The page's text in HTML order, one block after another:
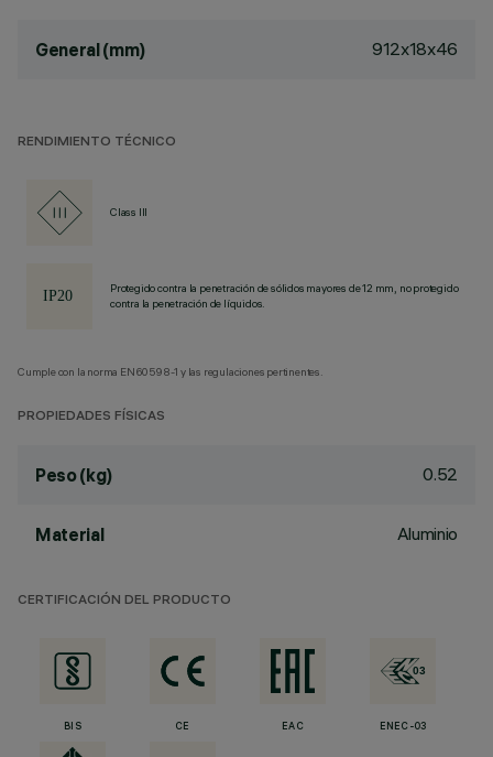
General (mm) 912x18x46
RENDIMIENTO TÉCNICO
Class III
Protegido contra la penetración de sólidos mayores de 12 mm, no protegido
contra la penetración de líquidos.
Cumple con la norma EN60598-1 y las regulaciones pertinentes.
PROPIEDADES FÍSICAS
Peso (kg) 0.52
Material Aluminio
CERTIFICACIÓN DEL PRODUCTO
BIS CE EAC ENEC-03